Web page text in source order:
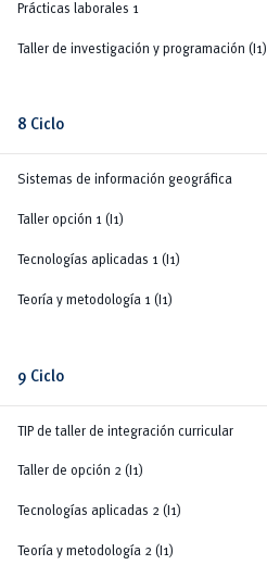
Prácticas laborales 1
Taller de investigación y programación (I1)
8 Ciclo
Sistemas de información geográfica
Taller opción 1 (I1)
Tecnologías aplicadas 1 (I1)
Teoría y metodología 1 (I1)
9 Ciclo
TIP de taller de integración curricular
Taller de opción 2 (I1)
Tecnologías aplicadas 2 (I1)
Teoría y metodología 2 (I1)